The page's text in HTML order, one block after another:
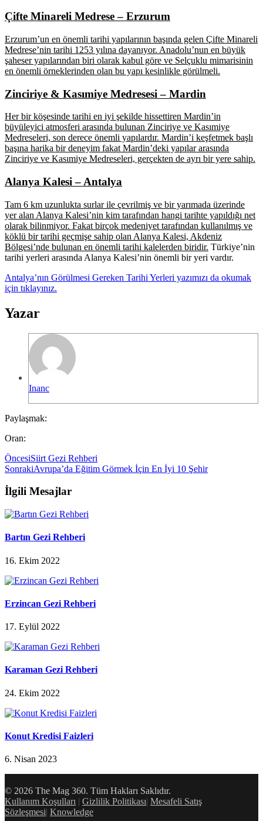
Çifte Minareli Medrese – Erzurum
Erzurum’un en önemli tarihi yapılarının başında gelen Çifte Minareli
Medrese’nin tarihi 1253 yılına dayanıyor. Anadolu’nun en büyük
şaheser yapılarından biri olarak kabul göre ve Selçuklu mimarisinin
en önemli örneklerinden olan bu yapı kesinlikle görülmeli.
Zinciriye & Kasımiye Medresesi – Mardin
Her bir köşesinde tarihi en iyi şekilde hissettiren Mardin’in
büyüleyici atmosferi arasında bulunan Zinciriye ve Kasımiye
Medreseleri, son derece önemli yapılardır. Mardin’i keşfetmek başlı
başına harika bir deneyim fakat Mardin’deki yapılar arasında
Zinciriye ve Kasımiye Medreseleri, gerçekten de ayrı bir yere sahip.
Alanya Kalesi – Antalya
Tam 6 km uzunlukta surlar ile çevrilmiş ve bir yarımada üzerinde
yer alan Alanya Kalesi’nin kim tarafından hangi tarihte yapıldığı net
olarak bilinmiyor. Fakat birçok medeniyet tarafından kullanılmış ve
köklü bir tarihi geçmişe sahip olan Alanya Kalesi, Akdeniz
Bölgesi’nde bulunan en önemli tarihi kalelerden biridir. Türkiye’nin
tarihi yerleri arasında Alanya Kalesi’nin önemli bir yeri vardır.
Antalya’nın Görülmesi Gereken Tarihi Yerleri yazımızı da okumak
için tıklayınız.
Yazar
Inanc
Paylaşmak:
Oran:
ÖncesiSiirt Gezi Rehberi
SonrakiAvrupa’da Eğitim Görmek İçin En İyi 10 Şehir
İlgili Mesajlar
Bartın Gezi Rehberi
16. Ekim 2022
Erzincan Gezi Rehberi
17. Eylül 2022
Karaman Gezi Rehberi
24. Ekim 2022
Konut Kredisi Faizleri
6. Nisan 2023
© 2026 The Mag 360. Tüm Hakları Saklıdır.
Kullanım Koşulları | Gizlilik Politikası| Mesafeli Satış
Sözleşmesi| Knowledge